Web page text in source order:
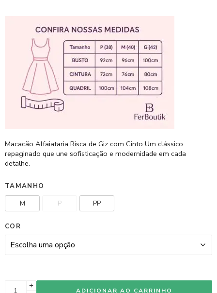
Macacão Alfaiataria Risca de Giz com Cinto Um clássico
repaginado que une sofisticação e modernidade em cada
detalhe.
TAMANHO
M P PP
COR
ADICIONAR AO CARRINHO